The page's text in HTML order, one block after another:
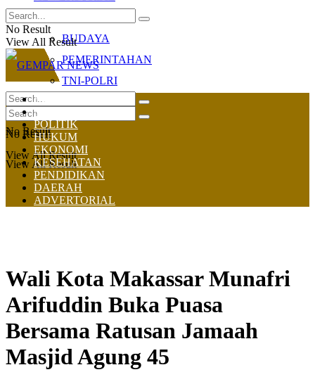
BUDAYA
PEMERINTAHAN
TNI-POLRI
No Result
View All Result
No Result
View All Result
No Result
View All Result
HOME
NASIONAL
POLITIK
HUKUM
EKONOMI
KESEHATAN
PENDIDIKAN
DAERAH
ADVERTORIAL
Wali Kota Makassar Munafri
Arifuddin Buka Puasa
Bersama Ratusan Jamaah
Masjid Agung 45